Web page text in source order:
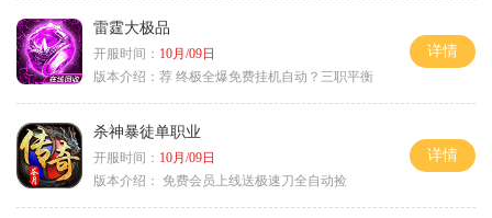
雷霆大极品
开服时间： 10月/09日
版本介绍： 荐 终极全爆免费挂机自动？三职平衡
详情
杀神暴徒单职业
开服时间： 10月/09日
版本介绍： 免费会员上线送极速刀全自动捡
详情